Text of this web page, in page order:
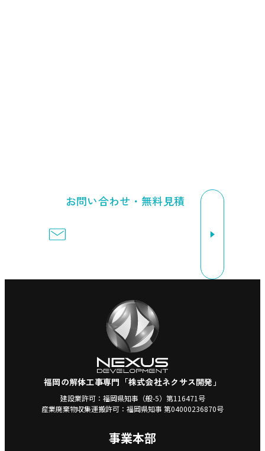
お問い合わせ・無料見積
福岡の解体工事専門「株式会社ネクサス開発」
建設業許可：福岡県知事（般-5）第116471号
産業廃棄物収集運搬許可：福岡県知事 第04000236870号
事業本部